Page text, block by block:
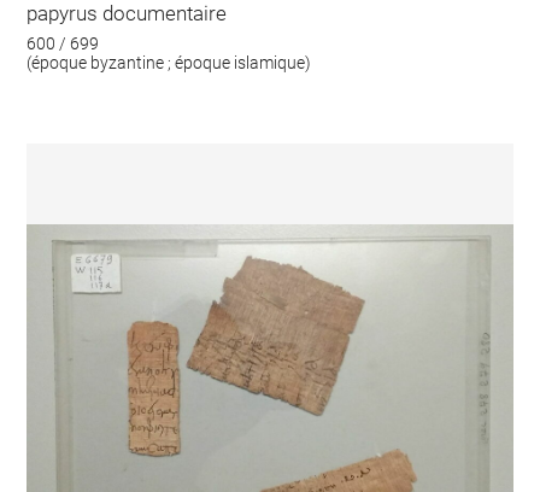
papyrus documentaire
600 / 699
(époque byzantine ; époque islamique)